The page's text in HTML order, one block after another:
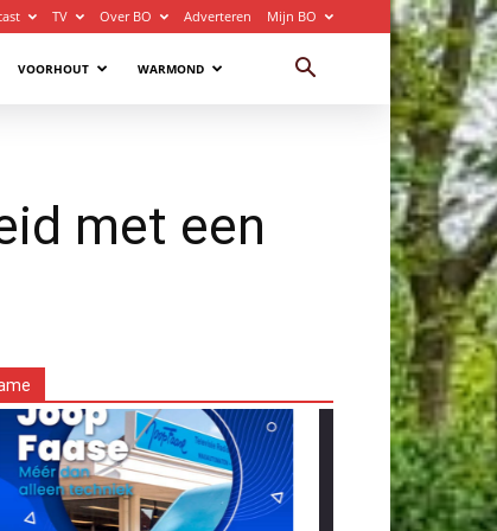
TV Over BO Adverteren Mijn BO
VOORHOUT WARMOND
met een